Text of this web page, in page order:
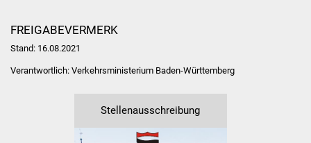
FREIGABEVERMERK
Stand: 16.08.2021
Verantwortlich: Verkehrsministerium Baden-Württemberg
Stellenausschreibung